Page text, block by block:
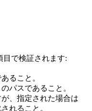
目で検証されます:
ること。
パスであること。
、指定された場合は
れること。